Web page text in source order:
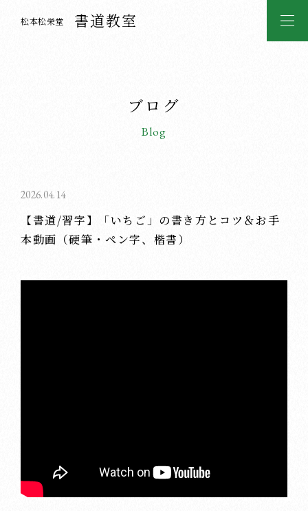
松本松栄堂 書道教室
ブログ
Blog
2026.04.14
【書道/習字】「いちご」の書き方とコツ＆お手
本動画（硬筆・ペン字、楷書）